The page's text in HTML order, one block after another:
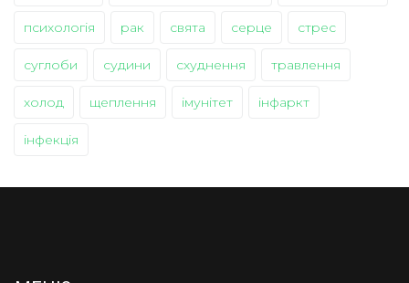
психологія рак свята серце стрес
суглоби судини схуднення травлення
холод щеплення імунітет інфаркт
інфекція